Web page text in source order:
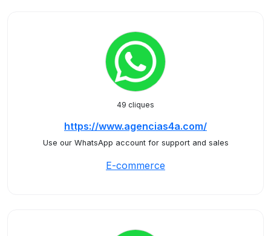
49 cliques
https://www.agencias4a.com/
Use our WhatsApp account for support and sales
E-commerce